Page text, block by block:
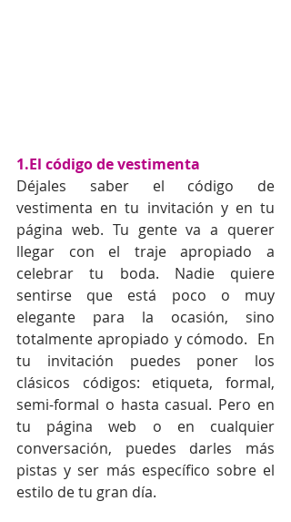
1.El código de vestimenta
Déjales saber el código de
vestimenta en tu invitación y en tu
página web. Tu gente va a querer
llegar con el traje apropiado a
celebrar tu boda. Nadie quiere
sentirse que está poco o muy
elegante para la ocasión, sino
totalmente apropiado y cómodo.  En
tu invitación puedes poner los
clásicos códigos: etiqueta, formal,
semi-formal o hasta casual. Pero en
tu página web o en cualquier
conversación, puedes darles más
pistas y ser más específico sobre el
estilo de tu gran día.